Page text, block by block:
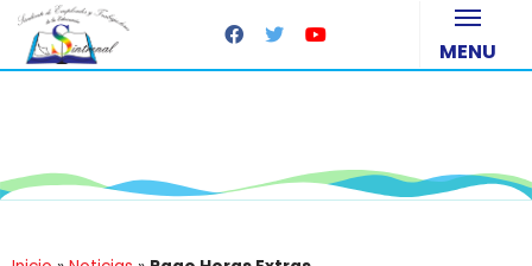
Sintrenal Cundinamarca
Sindicato de Trabajadores y Empleados de la
MENU